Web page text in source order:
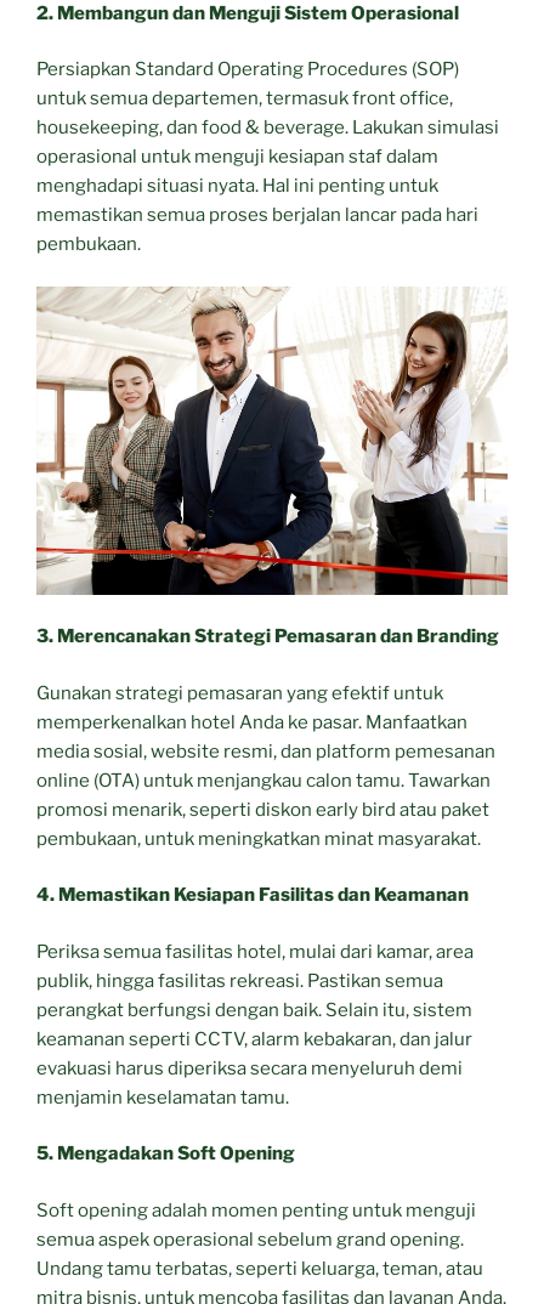
2. Membangun dan Menguji Sistem Operasional
Persiapkan Standard Operating Procedures (SOP)
untuk semua departemen, termasuk front office,
housekeeping, dan food & beverage. Lakukan simulasi
operasional untuk menguji kesiapan staf dalam
menghadapi situasi nyata. Hal ini penting untuk
memastikan semua proses berjalan lancar pada hari
pembukaan.
3. Merencanakan Strategi Pemasaran dan Branding
Gunakan strategi pemasaran yang efektif untuk
memperkenalkan hotel Anda ke pasar. Manfaatkan
media sosial, website resmi, dan platform pemesanan
online (OTA) untuk menjangkau calon tamu. Tawarkan
promosi menarik, seperti diskon early bird atau paket
pembukaan, untuk meningkatkan minat masyarakat.
4. Memastikan Kesiapan Fasilitas dan Keamanan
Periksa semua fasilitas hotel, mulai dari kamar, area
publik, hingga fasilitas rekreasi. Pastikan semua
perangkat berfungsi dengan baik. Selain itu, sistem
keamanan seperti CCTV, alarm kebakaran, dan jalur
evakuasi harus diperiksa secara menyeluruh demi
menjamin keselamatan tamu.
5. Mengadakan Soft Opening
Soft opening adalah momen penting untuk menguji
semua aspek operasional sebelum grand opening.
Undang tamu terbatas, seperti keluarga, teman, atau
mitra bisnis, untuk mencoba fasilitas dan layanan Anda.